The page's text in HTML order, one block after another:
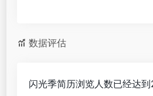
数据评估
闪光季简历浏览人数已经达